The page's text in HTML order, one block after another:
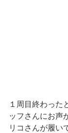
１周目終わった
ッフさんにお声
リコさんが履い